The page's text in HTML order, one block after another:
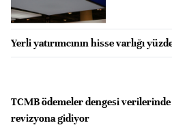
Yerli yatırımcının hisse varlığı
TCMB ödemeler dengesi verilerinde
revizyona gidiyor